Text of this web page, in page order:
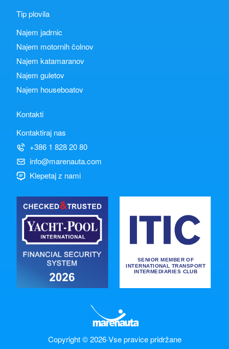
Tip plovila
Najem jadrnic
Najem motornih čolnov
Najem katamaranov
Najem guletov
Najem houseboatov
Kontakti
Kontaktiraj nas
+386 1 828 20 80
info@marenauta.com
Klepetaj z nami
Copyright © 2026·Vse pravice pridržane